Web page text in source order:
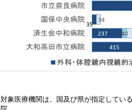
対象医療機関は、国及び県が指定してい
院。